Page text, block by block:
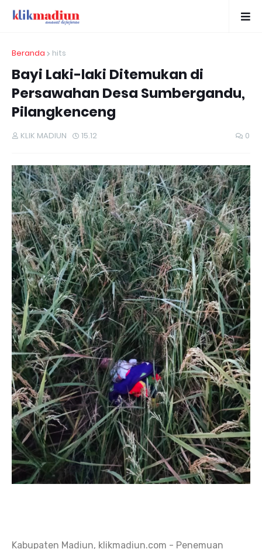
Beranda hits
Bayi Laki-laki Ditemukan di
Persawahan Desa Sumbergandu,
Pilangkenceng
KLIK MADIUN 15.12 0
Kabupaten Madiun, klikmadiun.com - Penemuan